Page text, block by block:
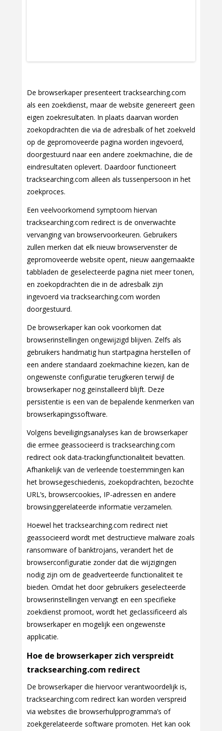
De browserkaper presenteert tracksearching.com
als een zoekdienst, maar de website genereert geen
eigen zoekresultaten. In plaats daarvan worden
zoekopdrachten die via de adresbalk of het zoekveld
op de gepromoveerde pagina worden ingevoerd,
doorgestuurd naar een andere zoekmachine, die de
eindresultaten oplevert. Daardoor functioneert
tracksearching.com alleen als tussenpersoon in het
zoekproces.
Een veelvoorkomend symptoom hiervan
tracksearching.com redirect is de onverwachte
vervanging van browservoorkeuren. Gebruikers
zullen merken dat elk nieuw browservenster de
gepromoveerde website opent, nieuw aangemaakte
tabbladen de geselecteerde pagina niet meer tonen,
en zoekopdrachten die in de adresbalk zijn
ingevoerd via tracksearching.com worden
doorgestuurd.
De browserkaper kan ook voorkomen dat
browserinstellingen ongewijzigd blijven. Zelfs als
gebruikers handmatig hun startpagina herstellen of
een andere standaard zoekmachine kiezen, kan de
ongewenste configuratie terugkeren terwijl de
browserkaper nog geïnstalleerd blijft. Deze
persistentie is een van de bepalende kenmerken van
browserkapingssoftware.
Volgens beveiligingsanalyses kan de browserkaper
die ermee geassocieerd is tracksearching.com
redirect ook data-trackingfunctionaliteit bevatten.
Afhankelijk van de verleende toestemmingen kan
het browsegeschiedenis, zoekopdrachten, bezochte
URL’s, browsercookies, IP-adressen en andere
browsinggerelateerde informatie verzamelen.
Hoewel het tracksearching.com redirect niet
geassocieerd wordt met destructieve malware zoals
ransomware of banktrojans, verandert het de
browserconfiguratie zonder dat die wijzigingen
nodig zijn om de geadverteerde functionaliteit te
bieden. Omdat het door gebruikers geselecteerde
browserinstellingen vervangt en een specifieke
zoekdienst promoot, wordt het geclassificeerd als
browserkaper en mogelijk een ongewenste
applicatie.
Hoe de browserkaper zich verspreidt
tracksearching.com redirect
De browserkaper die hiervoor verantwoordelijk is,
tracksearching.com redirect kan worden verspreid
via websites die browserhulpprogramma’s of
zoekgerelateerde software promoten. Het kan ook